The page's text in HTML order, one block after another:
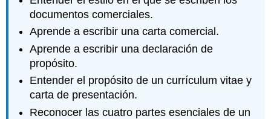
documentos comerciales.
Aprende a escribir una carta comercial.
Aprende a escribir una declaración de
propósito.
Entender el propósito de un currículum vitae y
carta de presentación.
Reconocer las cuatro partes esenciales de un